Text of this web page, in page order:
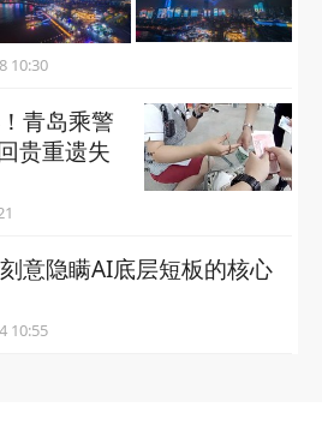
07-28 10:30
青岛乘警
贵重遗失
意隐瞒AI底层短板的核心
07-24 10:55